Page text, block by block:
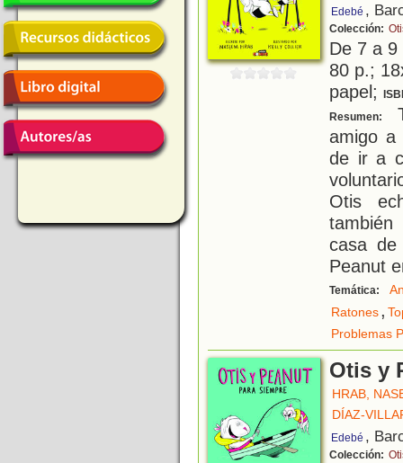
Edebé ,
Colección:
De 7 a
80 p.;
papel;
Resumen:
amigo a
de ir a
Otis
casa
Peanut
Temática:
Ratones,
Problemas
Otis y
HRAB,
DÍAZ-
Edebé ,
Colección: